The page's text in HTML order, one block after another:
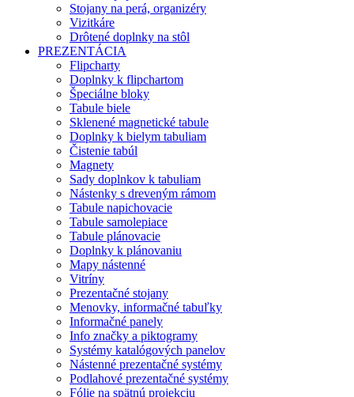
Stojany na perá, organizéry
Vizitkáre
Drôtené doplnky na stôl
PREZENTÁCIA
Flipcharty
Doplnky k flipchartom
Špeciálne bloky
Tabule biele
Sklenené magnetické tabule
Doplnky k bielym tabuliam
Čistenie tabúl
Magnety
Sady doplnkov k tabuliam
Nástenky s dreveným rámom
Tabule napichovacie
Tabule samolepiace
Tabule plánovacie
Doplnky k plánovaniu
Mapy nástenné
Vitríny
Prezentačné stojany
Menovky, informačné tabuľky
Informačné panely
Info značky a piktogramy
Systémy katalógových panelov
Nástenné prezentačné systémy
Podlahové prezentačné systémy
Fólie na spätnú projekciu